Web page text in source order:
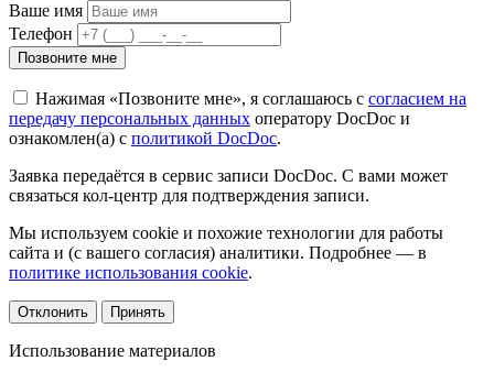
Ваше имя
Телефон
Позвоните мне
Нажимая «Позвоните мне», я соглашаюсь с согласием на
передачу персональных данных оператору DocDoc и
ознакомлен(а) с политикой DocDoc.
Заявка передаётся в сервис записи DocDoc. С вами может
связаться кол-центр для подтверждения записи.
Мы используем cookie и похожие технологии для работы
сайта и (с вашего согласия) аналитики. Подробнее — в
политике использования cookie.
Отклонить Принять
Использование материалов